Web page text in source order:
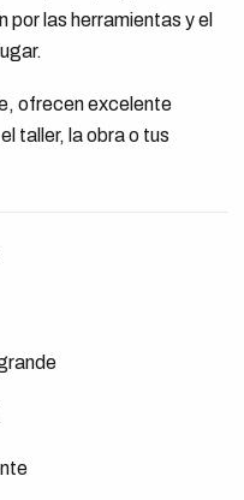
las herramientas y el
ofrecen excelente
taller, la obra o tus